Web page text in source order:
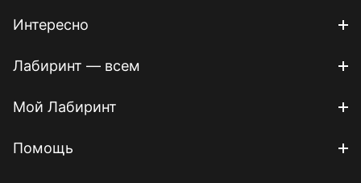
Интересно
Лабиринт — всем
Мой Лабиринт
Помощь